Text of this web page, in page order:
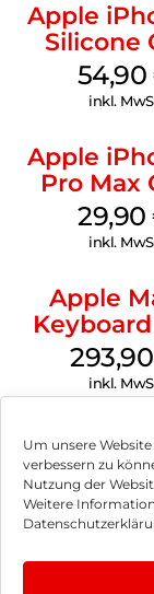
Um unsere
verbessern zu
Nutzung der
Weitere
Apple
Silicone
MagSafe
54,90
inkl.
Apple
Pro Max
Case29,90
inkl.
Apple
iPad 10.9″
inkl.
Impressum